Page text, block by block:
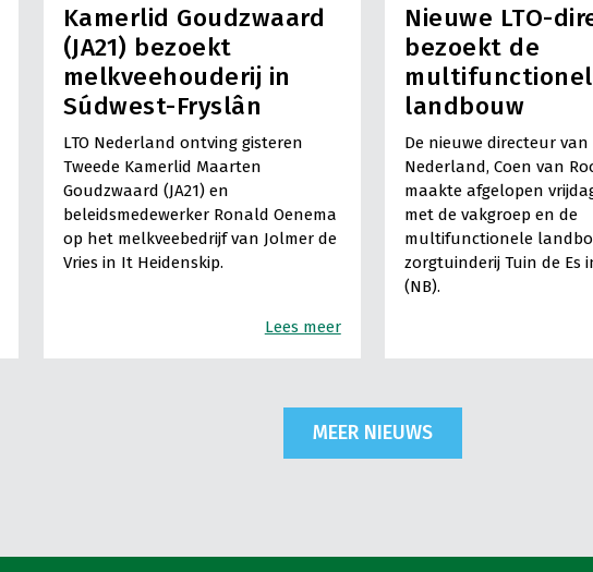
Kamerlid Goudzwaard
(JA21) bezoekt
melkveehouderij in
Súdwest-Fryslân
LTO Nederland ontving gisteren
Tweede Kamerlid Maarten
Goudzwaard (JA21) en
beleidsmedewerker Ronald Oenema
op het melkveebedrijf van Jolmer de
Vries in It Heidenskip.
Lees meer
Nieuwe LTO-
bezoekt de
landbouw
De nieuwe directeur van
Nederland, Coen van
maakte afgelopen
met de vakgroep en de
multifunctionele
zorgtuinderij Tuin de Es
(NB).
MEER NIEUWS